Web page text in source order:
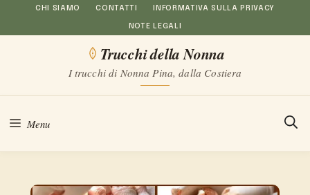
al
CHI SIAMO CONTATTI INFORMATIVA SULLA PRIVACY
NOTE LEGALI
Trucchi della Nonna
I trucchi di Nonna Pina, dalla Costiera
Menu